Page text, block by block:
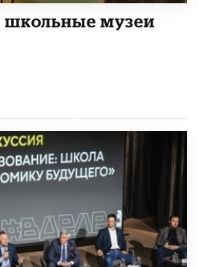
школьные музеи